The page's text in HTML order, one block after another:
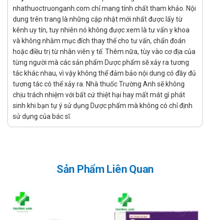
extra Usa-Nic Pharma (200 viên)
Giảm ho, long đờm trong điều trị viêm phế quản cấp hay
mãn tính.
Trị các rối loạn tiết dịch phế quản trong các bệnh phế
quản, phổi.
Cách dùng – liều dùng của Terpin Goledin
extra Usa-Nic Pharma (200 viên)
Hướng dẫn sử dụng:
Liều dùng:
Thuốc dùng đường uống.
Chống chỉ định của Terpin Goledin extra
Usa-Nic Pharma (200 viên)
nhathuoctruonganh.com chỉ mang tính chất tham khảo. Nội
dung trên trang là những cập nhật mới nhất được lấy từ
kênh uy tín, tuy nhiên nó không được xem là tư vấn y khoa
và không nhằm mục đích thay thế cho tư vấn, chẩn đoán
hoặc điều trị từ nhân viên y tế. Thêm nữa, tùy vào cơ địa của
từng người mà các sản phẩm Dược phẩm sẽ xảy ra tương
tác khác nhau, vì vậy không thể đảm bảo nội dung có đầy đủ
tương tác có thể xảy ra. Nhà thuốc Trường Anh sẽ không
chịu trách nhiệm với bất cứ thiệt hại hay mất mát gì phát
sinh khi bạn tự ý sử dụng Dược phẩm mà không có chỉ định
sử dụng của bác sĩ.
Sản Phẩm Liên Quan